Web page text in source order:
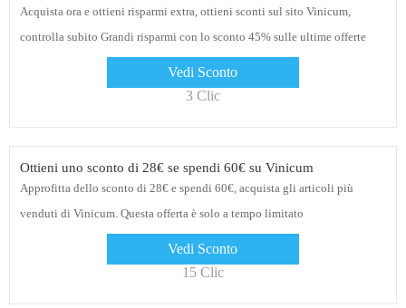
Acquista ora e ottieni risparmi extra, ottieni sconti sul sito Vinicum,
controlla subito Grandi risparmi con lo sconto 45% sulle ultime offerte
Vedi Sconto
3 Clic
Ottieni uno sconto di 28€ se spendi 60€ su Vinicum
Approfitta dello sconto di 28€ e spendi 60€, acquista gli articoli più
venduti di Vinicum. Questa offerta è solo a tempo limitato
Vedi Sconto
15 Clic